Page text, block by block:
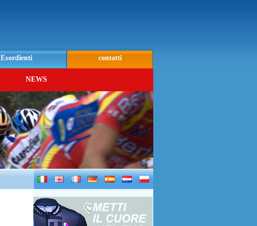
Esordienti contatti
NEWS